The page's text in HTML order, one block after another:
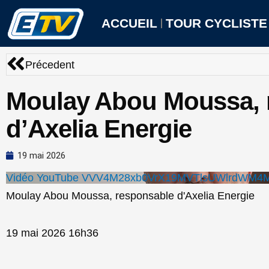
Aller
contenu
ACCUEIL TOUR CYCLISTE
Précédent
Précedent
Moulay Abou
d’Axelia Energie
19 mai 2026
Vidéo YouTube
Moulay Abou Moussa, responsable d'Axelia Energie
19 mai 2026 16h36